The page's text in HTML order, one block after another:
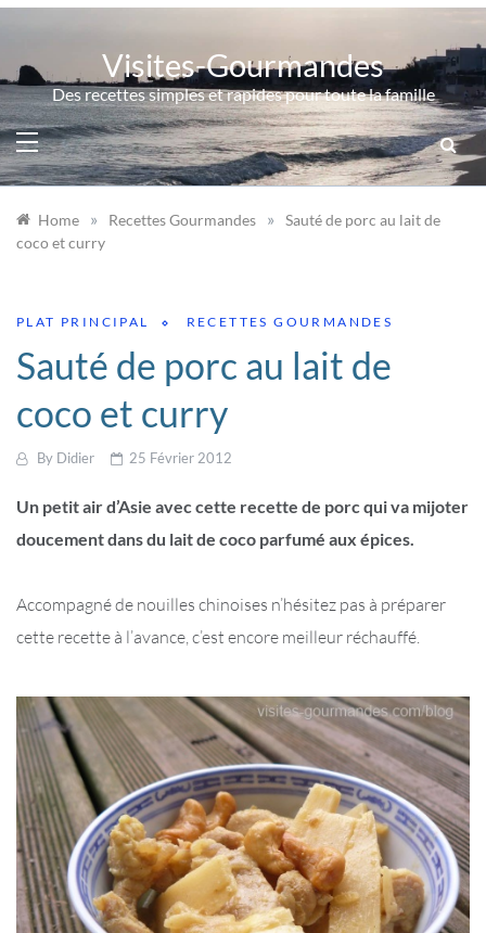
Skip
Visites-Gourmandes
Des recettes simples et rapides pour toute la famille
Home » Recettes Gourmandes »
Sauté de porc au lait de
coco et curry
PLAT PRINCIPAL RECETTES GOURMANDES
Sauté de porc au lait de
coco et curry
By Didier 25 Février 2012
Un petit air d’Asie avec cette recette de porc qui va mijoter
doucement dans du lait de coco parfumé aux épices.
Accompagné de nouilles chinoises n’hésitez pas à préparer
cette recette à l’avance, c’est encore meilleur réchauffé.